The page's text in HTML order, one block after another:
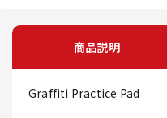
商品説明
Graffiti Practice Pad